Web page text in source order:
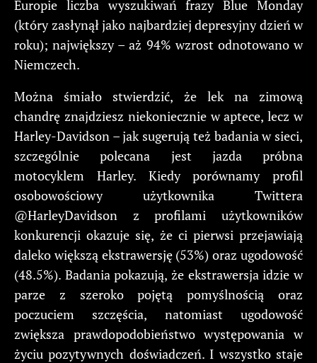
Europie liczba wyszukiwań frazy Blue Monday
(który zasłynął jako najbardziej depresyjny dzień w
roku); największy – aż 94% wzrost odnotowano w
Niemczech.
Można śmiało stwierdzić, że lek na zimową
chandrę znajdziesz niekoniecznie w aptece, lecz w
Harley-Davidson – jak sugerują też badania w sieci,
szczególnie polecana jest jazda próbna
motocyklem Harley. Kiedy porównamy profil
osobowościowy użytkownika Twittera
@HarleyDavidson z profilami użytkowników
konkurencji okazuje się, że ci pierwsi przejawiają
daleko większą ekstrawersję (53%) oraz ugodowość
(48.5%). Badania pokazują, że ekstrawersja idzie w
parze z szeroko pojętą pomyślnością oraz
poczuciem szczęścia, natomiast ugodowość
zwiększa prawdopodobieństwo występowania w
życiu pozytywnych doświadczeń. I wszystko staje